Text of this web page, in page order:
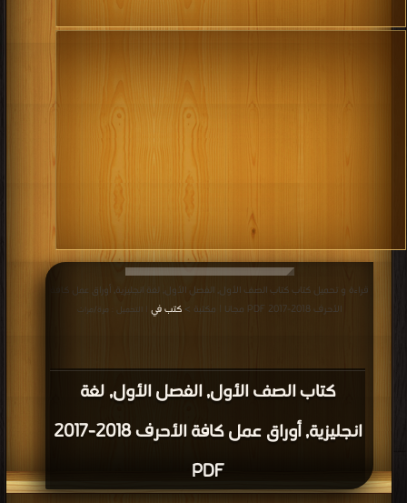
كتاب الصف الأول, الفصل الأول, لغة
انجليزية, أوراق عمل كافة الأحرف 2018-2017
PDF
قراءة و تحميل كتاب كتاب الصف الأول, الفصل الأول, لغة انجليزية, أوراق عمل كافة
الأحرف 2018-2017 PDF مجانا | مكتبة >
كتب في | التحميل : مرة/مرات